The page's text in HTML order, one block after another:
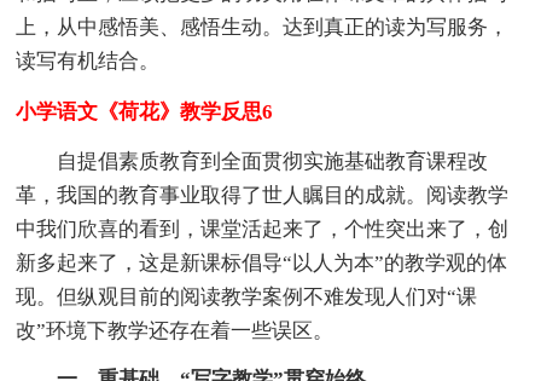
上，从中感悟美、感悟生动。达到真正的读为写服务，
读写有机结合。
小学语文《荷花》教学反思6
自提倡素质教育到全面贯彻实施基础教育课程改
革，我国的教育事业取得了世人瞩目的成就。阅读教学
中我们欣喜的看到，课堂活起来了，个性突出来了，创
新多起来了，这是新课标倡导“以人为本”的教学观的体
现。但纵观目前的阅读教学案例不难发现人们对“课
改”环境下教学还存在着一些误区。